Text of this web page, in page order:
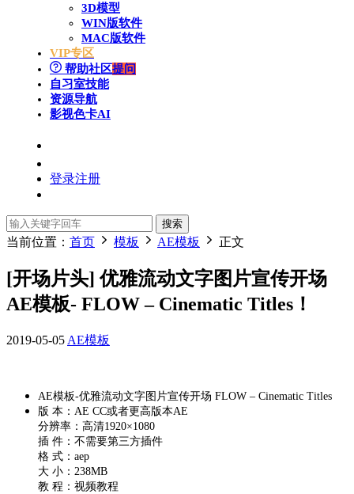
3D模型
WIN版软件
MAC版软件
VIP专区
帮助社区提问
自习室技能
资源导航
影视色卡AI
登录注册
搜索
当前位置： 首页 模板 AE模板 正文
[开场片头] 优雅流动文字图片宣传开场
AE模板- FLOW – Cinematic Titles！
2019-05-05 AE模板
AE模板-优雅流动文字图片宣传开场 FLOW – Cinematic Titles
版 本：AE CC或者更高版本AE
分辨率：高清1920×1080
插 件：不需要第三方插件
格 式：aep
大 小：238MB
教 程：视频教程